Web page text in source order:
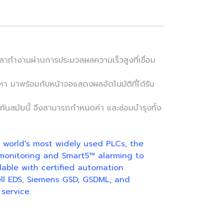
ำงานผ่านการประมวลผลความเร็วสูงที่เชื่อม
า มาพร้อมกับหน้าจอแสดงผลอัตโนมัติที่ได้รับ
นสมัยนี้ จึงสามารถกำหนดค่า และซ่อมบำรุงทั้ง
most widely used PLCs, the
and Smart5™ alarming to
with certified automation
Siemens GSD, GSDML, and